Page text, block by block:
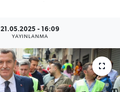
21.05.2025 - 16:09
YAYINLANMA